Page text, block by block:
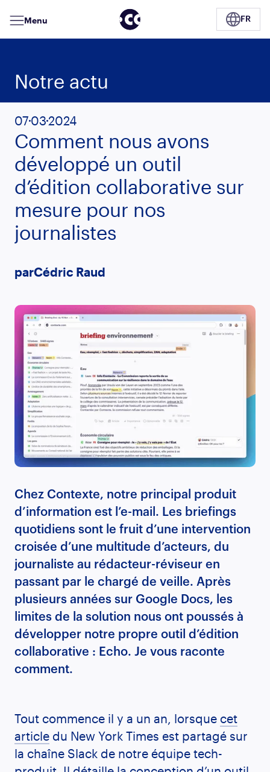
Menu FR
Notre actu
07 03 2024
Comment nous avons
développé un outil
d’édition collaborative sur
mesure pour nos
journalistes
parCédric Raud
Chez Contexte, notre principal produit
d’information est l’e-mail. Les briefings
quotidiens sont le fruit d’une intervention
croisée d’une multitude d’acteurs, du
journaliste au rédacteur-réviseur en
passant par le chargé de veille. Après
plusieurs années sur Google Docs, les
limites de la solution nous ont poussés à
développer notre propre outil d’édition
collaborative : Echo. Je vous raconte
comment.
Tout commence il y a un an, lorsque cet
article du New York Times est partagé sur
la chaîne Slack de notre équipe tech-